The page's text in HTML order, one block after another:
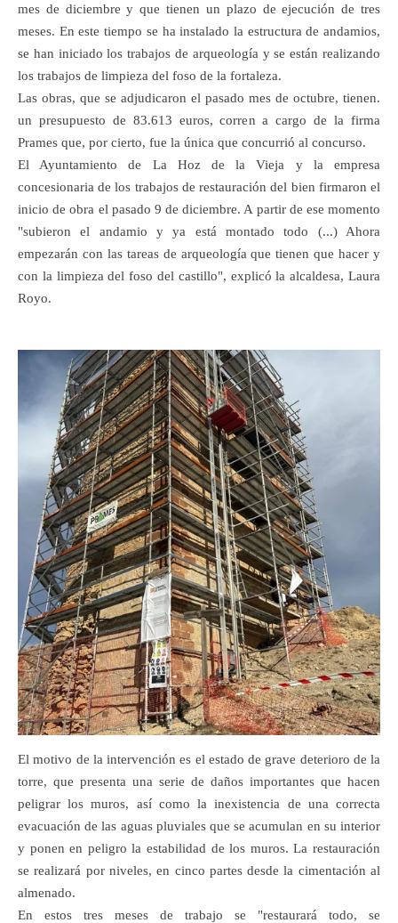
mes de diciembre y que tienen un plazo de ejecución de tres
meses. En este tiempo se ha instalado la estructura de andamios,
se han iniciado los trabajos de arqueología y se están realizando
los trabajos de limpieza del foso de la fortaleza.
Las obras, que se adjudicaron el pasado mes de octubre, tienen.
un presupuesto de 83.613 euros, corren a cargo de la firma
Prames que, por cierto, fue la única que concurrió al concurso.
El Ayuntamiento de La Hoz de la Vieja y la empresa
concesionaria de los trabajos de restauración del bien firmaron el
inicio de obra el pasado 9 de diciembre. A partir de ese momento
"subieron el andamio y ya está montado todo (...) Ahora
empezarán con las tareas de arqueología que tienen que hacer y
con la limpieza del foso del castillo", explicó la alcaldesa, Laura
Royo.
El motivo de la intervención es el estado de grave deterioro de la
torre, que presenta una serie de daños importantes que hacen
peligrar los muros, así como la inexistencia de una correcta
evacuación de las aguas pluviales que se acumulan en su interior
y ponen en peligro la estabilidad de los muros. La restauración
se realizará por niveles, en cinco partes desde la cimentación al
almenado.
En estos tres meses de trabajo se "restaurará todo, se